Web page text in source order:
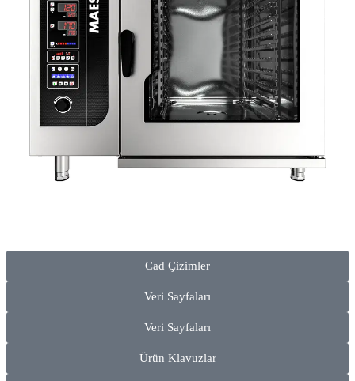
Cad Çizimler
Veri Sayfaları
Veri Sayfaları
Ürün Klavuzlar